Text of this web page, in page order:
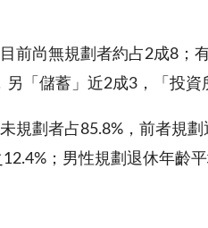
前尚無規劃者約占2成8；
「儲蓄」近2成3，「投資
規劃者占85.8%，前者規
；男性規劃退休年齡